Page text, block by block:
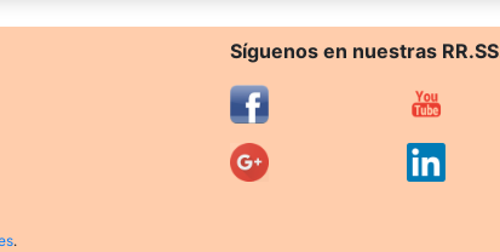
Síguenos en nuestras
.